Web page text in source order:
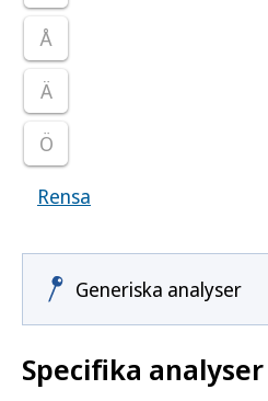
Å
Ä
Ö
Rensa
Generiska analyser
Specifika analyser